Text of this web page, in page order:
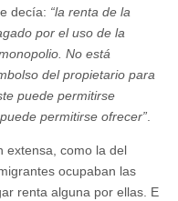
decía: “la renta de la
por el uso de la
No está
del propietario para
puede permitirse
permitirse ofrecer”
extensa, como la del
ocupaban las
renta alguna por ellas. E